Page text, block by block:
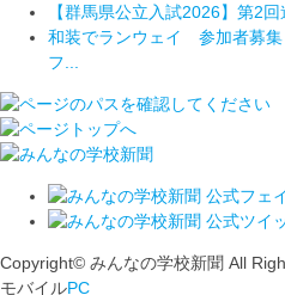
【群馬県公立入試2026】第2
和装でランウェイ 参加者募
フ...
Copyright© みんなの学校新聞 All
モバイルPC